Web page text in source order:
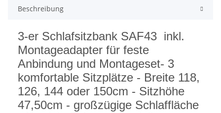
Beschreibung
3-er Schlafsitzbank SAF43 inkl.
Montageadapter für feste
Anbindung und Montageset- 3
komfortable Sitzplätze - Breite 118,
126, 144 oder 150cm - Sitzhöhe
47,50cm - großzügige Schlaffläche